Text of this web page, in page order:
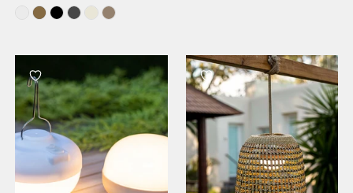
WeissBronzeSchwarz
Anthrazit
Opak-
Beige
Taupe